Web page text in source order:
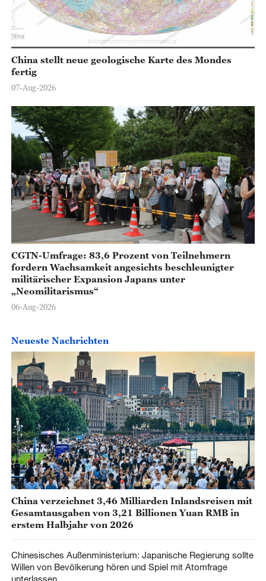
China stellt neue geologische Karte des Mondes
fertig
07-Aug-2026
CGTN-Umfrage: 83,6 Prozent von Teilnehmern
fordern Wachsamkeit angesichts beschleunigter
militärischer Expansion Japans unter
„Neomilitarismus“
06-Aug-2026
Neueste Nachrichten
China verzeichnet 3,46 Milliarden Inlandsreisen mit
Gesamtausgaben von 3,21 Billionen Yuan RMB in
erstem Halbjahr von 2026
Chinesisches Außenministerium: Japanische Regierung sollte
Willen von Bevölkerung hören und Spiel mit Atomfrage
unterlassen